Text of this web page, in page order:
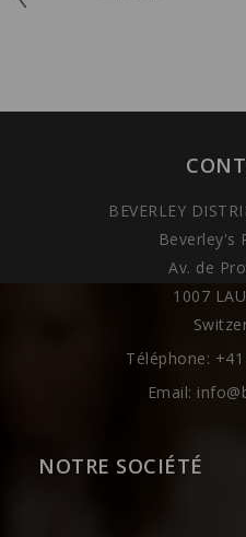
BEVERLEY
Beverley's
Av. de
1007
Téléphone:
Email:
NOTRE SOCIÉTÉ